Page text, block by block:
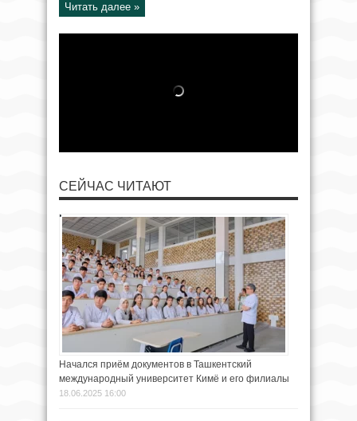
Читать далее »
СЕЙЧАС ЧИТАЮТ
Начался приём документов в Ташкентский
международный университет Кимё и его филиалы
18.06.2025 16:00